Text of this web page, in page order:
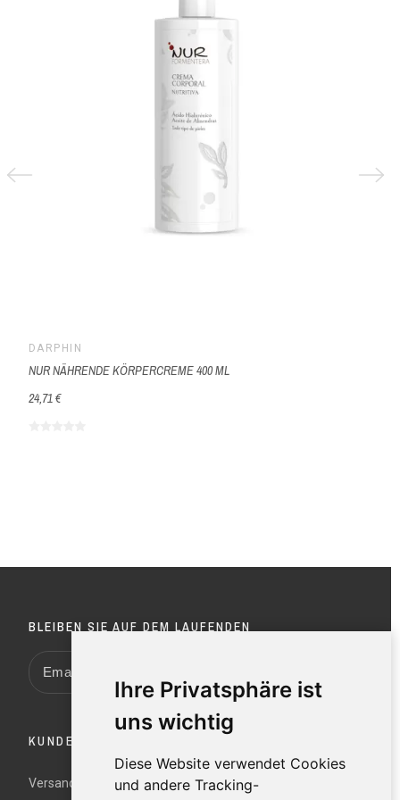
Ihre Privatsphäre ist
uns wichtig
Diese Website verwendet Cookies
und andere Tracking-
DARPHIN
NUR NÄHRENDE KÖRPERCREME 400 ML
24,71 €
BLEIBEN SIE AUF DEM LAUFENDEN
KUNDENDIENST
Versand und Rücksendungen